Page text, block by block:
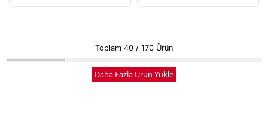
Toplam 40 / 170 Ürün
Daha Fazla Ürün Yükle